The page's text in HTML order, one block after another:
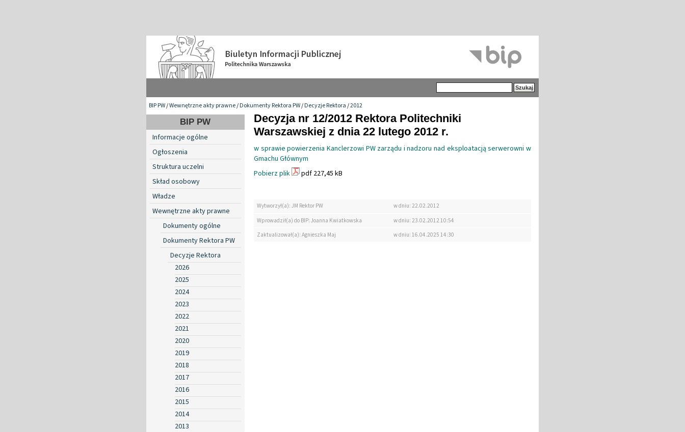
BIP PW/Wewnętrzne akty prawne/Dokumenty Rektora PW/Decyzje Rektora/2012
BIP PW
Informacje ogólne
Ogłoszenia
Struktura uczelni
Skład osobowy
Władze
Wewnętrzne akty prawne
Dokumenty ogólne
Dokumenty Rektora PW
Decyzje Rektora
2026
2025
2024
2023
2022
2021
2020
2019
2018
2017
2016
2015
2014
2013
Decyzja nr 12/2012 Rektora Politechniki
Warszawskiej z dnia 22 lutego 2012 r.
w sprawie powierzenia Kanclerzowi PW zarządu i nadzoru nad eksploatacją serwerowni w
Gmachu Głównym
Pobierz plik
pdf 227,45 kB
Wytworzył(a): JM Rektor PW
w dniu: 22.02.2012
Wprowadził(a) do BIP: Joanna Kwiatkowska
w dniu: 23.02.2012 10:54
Zaktualizował(a): Agnieszka Maj
w dniu: 16.04.2025 14:30